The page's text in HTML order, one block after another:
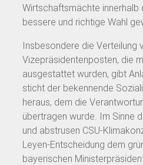
Wirtschaftsmächte innerhalb
bessere und richtige Wahl
Insbesondere die Verteilung
Vizepräsidentenposten, die
ausgestattet wurden, gibt
sticht der bekennende
heraus, dem die
übertragen wurde. Im Sinne
und abstrusen CSU-
Leyen-Entscheidung dem
bayerischen